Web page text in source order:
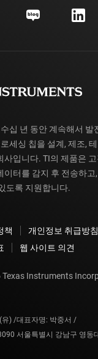
십 년 동안 계속해서 발
세싱 칩을 설계, 제조,
사입니다. TI의 제품은
이터를 감지 후 전송하고
도록 지원합니다.
책 개인정보 취급방침
웹 사이트 의견
Texas Instruments
유) /대표자명: 박중서 /
서울특별시 강남구 영동